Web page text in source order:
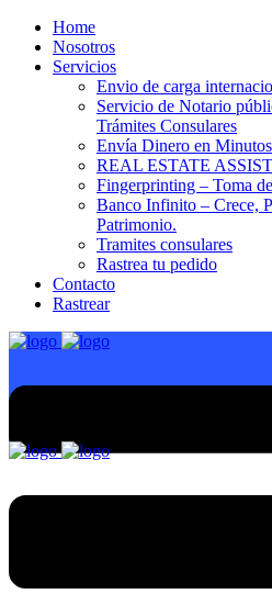
Home
Nosotros
Servicios
Envio de carga
Servicio de Notario
Trámites Consulares
Envía Dinero en
REAL ESTATE
Fingerprinting – Toma
Banco Infinito – Crece,
Patrimonio.
Tramites consulares
Rastrea tu pedido
Contacto
Rastrear